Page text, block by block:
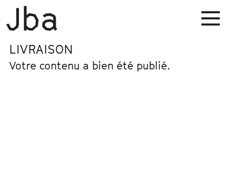
LIVRAISON
Votre contenu a bien été publié.